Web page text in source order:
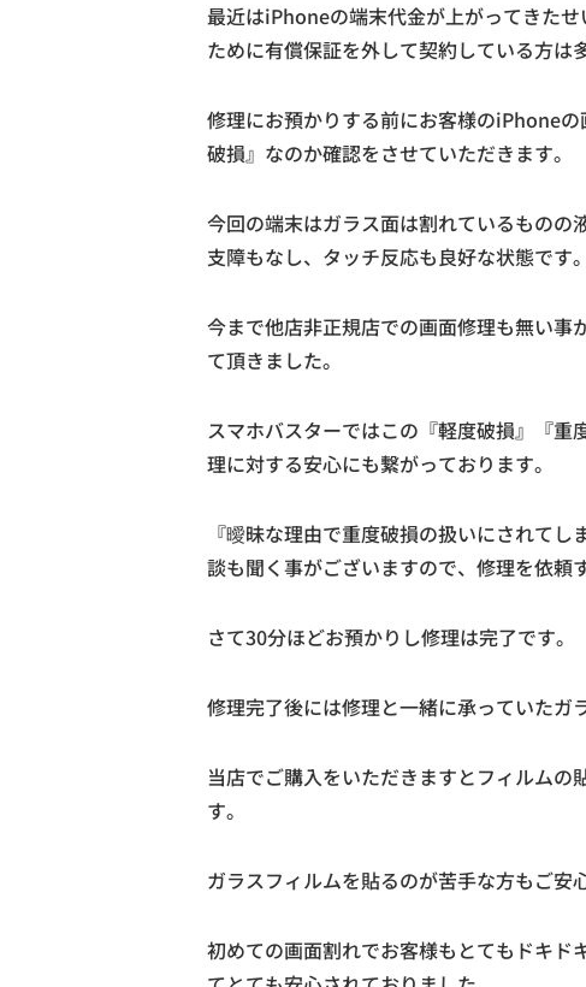
最近はiPhoneの端末代金が上がってきた
ために有償保証を外して契約している方は
修理にお預かりする前にお客様のiPhone
破損』なのか確認をさせていただきます。
今回の端末はガラス面は割れているものの
支障もなし、タッチ反応も良好な状態です。
今まで他店非正規店での画面修理も無い事
て頂きました。
スマホバスターではこの『軽度破損』『
理に対する安心にも繋がっております。
『曖昧な理由で重度破損の扱いにされて
談も聞く事がございますので、修理を依頼
さて30分ほどお預かりし修理は完了です。
修理完了後には修理と一緒に承っていたガ
当店でご購入をいただきますとフィルムの
す。
ガラスフィルムを貼るのが苦手な方もご安
初めての画面割れでお客様もとてもドキ